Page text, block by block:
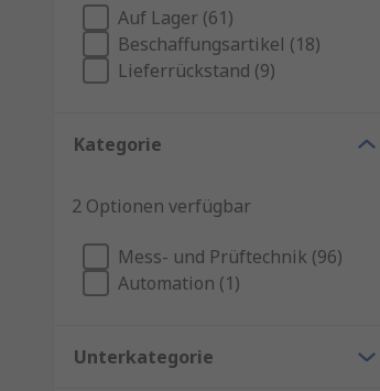
Auf Lager (61)
Beschaffungsartikel (18)
Lieferrückstand (9)
Kategorie
2 Optionen verfügbar
Mess- und Prüftechnik (96)
Automation (1)
Unterkategorie